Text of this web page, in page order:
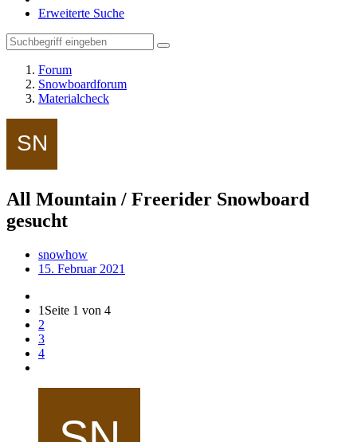
Erweiterte Suche
Forum
Snowboardforum
Materialcheck
All Mountain / Freerider Snowboard
gesucht
snowhow
15. Februar 2021
1 Seite 1 von 4
2
3
4